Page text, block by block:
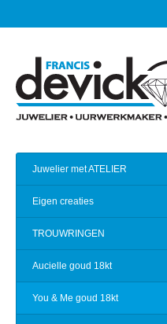
Juwelier met ATELIER
Eigen creaties
TROUWRINGEN
Aucielle goud 18kt
You & Me goud 18kt